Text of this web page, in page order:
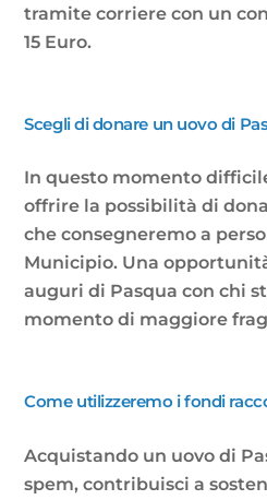
tramite corriere con un
15 Euro.
Scegli di donare un uovo di
In questo momento
offrire la possibilità di
che consegneremo a
Municipio. Una
auguri di Pasqua con chi
momento di maggiore
Come utilizzeremo i fondi
Acquistando un uovo di
spem, contribuisci a